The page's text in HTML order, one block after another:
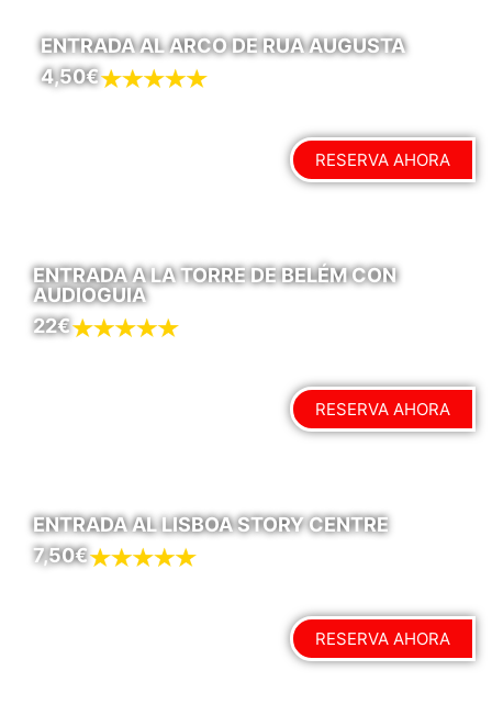
ENTRADA AL ARCO DE RUA AUGUSTA
4,50€
RESERVA AHORA
ENTRADA A LA TORRE DE BELÉM CON
AUDIOGUIA
22€
RESERVA AHORA
ENTRADA AL LISBOA STORY CENTRE
7,50€
RESERVA AHORA